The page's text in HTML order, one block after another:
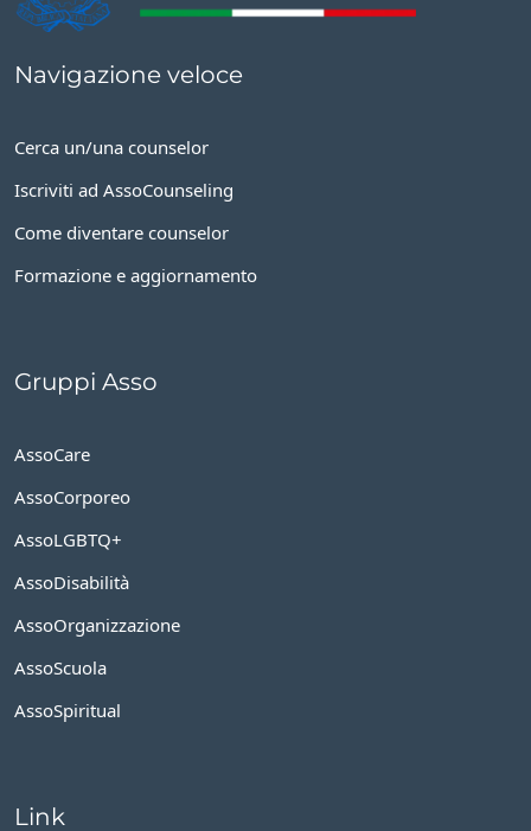
Navigazione veloce
Cerca un/una counselor
Iscriviti ad AssoCounseling
Come diventare counselor
Formazione e aggiornamento
Gruppi Asso
AssoCare
AssoCorporeo
AssoLGBTQ+
AssoDisabilità
AssoOrganizzazione
AssoScuola
AssoSpiritual
Link